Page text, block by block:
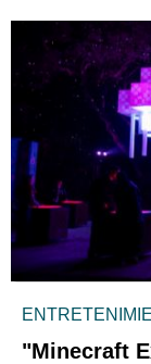
"Minecraft